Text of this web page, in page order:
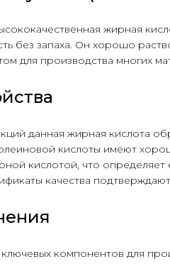
жирная
без запаха. Он хорошо
для производства многих
данная жирная кислота
кислоты имеют
кислотой, что
качества
компонентов для